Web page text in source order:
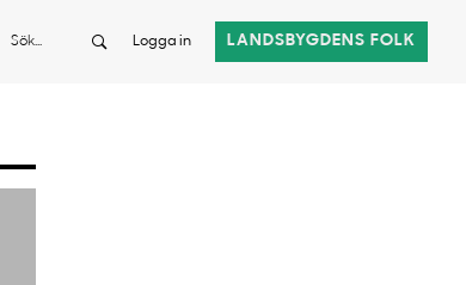
Sök Logga in LANDSBYGDENS FOLK